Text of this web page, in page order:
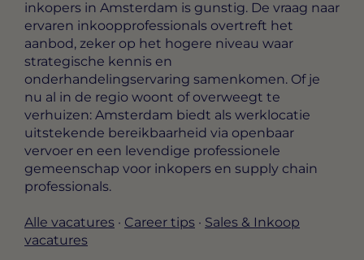
inkopers in Amsterdam is gunstig. De vraag naar
ervaren inkoopprofessionals overtreft het
aanbod, zeker op het hogere niveau waar
strategische kennis en
onderhandelingservaring samenkomen. Of je
nu al in de regio woont of overweegt te
verhuizen: Amsterdam biedt als werklocatie
uitstekende bereikbaarheid via openbaar
vervoer en een levendige professionele
gemeenschap voor inkopers en supply chain
professionals.
Alle vacatures · Career tips · Sales & Inkoop
vacatures